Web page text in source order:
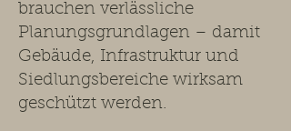
brauchen verlässliche
Planungsgrundlagen – damit
Gebäude, Infrastruktur und
Siedlungsbereiche wirksam
geschützt werden.